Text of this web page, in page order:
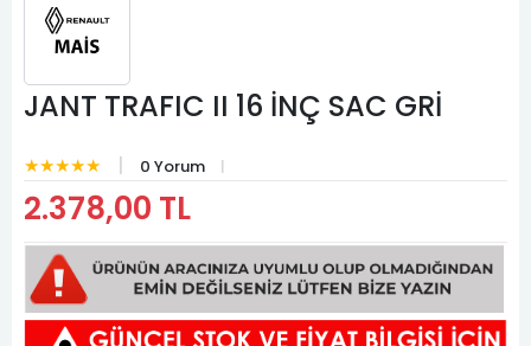
JANT TRAFIC II 16 İNÇ SAC GRİ
★★★★★ 0 Yorum
2.378,00 TL